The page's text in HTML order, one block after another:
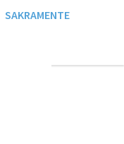
SAKRAMENTE